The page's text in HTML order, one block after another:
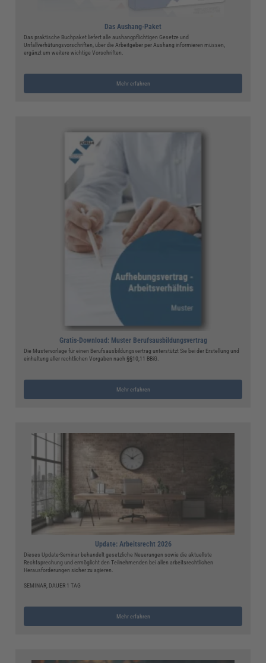
Das Aushang-Paket
Das praktische Buchpaket liefert alle aushangpflichtigen Gesetze und
Unfallverhütungsvorschriften, über die Arbeitgeber per Aushang informieren müssen,
ergänzt um weitere wichtige Vorschriften.
Mehr erfahren
Gratis-Download: Muster Berufsausbildungsvertrag
Die Mustervorlage für einen Berufsausbildungsvertrag unterstützt Sie bei der Erstellung und
einhaltung aller rechtlichen Vorgaben nach §§10,11 BBiG.
Mehr erfahren
Update: Arbeitsrecht 2026
Dieses Update-Seminar behandelt gesetzliche Neuerungen sowie die aktuellste
Rechtsprechung und ermöglicht den Teilnehmenden bei allen arbeitsrechtlichen
Herausforderungen sicher zu agieren.
SEMINAR, DAUER 1 TAG
Mehr erfahren